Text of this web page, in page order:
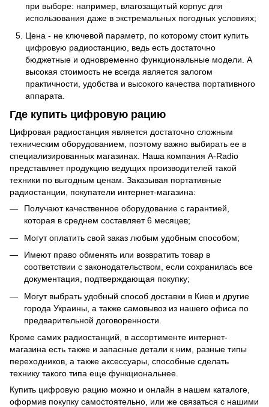
при выборе: например, влагозащитый корпус для
использования даже в экстремальных погодных условиях;
Цена - не ключевой параметр, по которому стоит купить
цифровую радиостанцию, ведь есть достаточно
бюджетные и одновременно функциональные модели. А
высокая стоимость не всегда является залогом
практичности, удобства и высокого качества портативного
аппарата.
Где купить цифровую рацию
Цифровая радиостанция является достаточно сложным
техническим оборудованием, поэтому важно выбирать ее в
специализированных магазинах. Наша компания A-Radio
представляет продукцию ведущих производителей такой
техники по выгодным ценам. Заказывая портативные
радиостанции, покупатели интернет-магазина:
Получают качественное оборудование с гарантией,
которая в среднем составляет 6 месяцев;
Могут оплатить свой заказ любым удобным способом;
Имеют право обменять или возвратить товар в
соответствии с законодательством, если сохранилась все
документация, подтверждающая покупку;
Могут выбрать удобный способ доставки в Киев и другие
города Украины, а также самовывоз из нашего офиса по
предварительной договоренности.
Кроме самих радиостанций, в ассортименте интернет-
магазина есть также и запасные детали к ним, разные типы
переходников, а также аксессуары, способные сделать
технику такого типа еще функциональнее.
Купить цифровую рацию можно и онлайн в нашем каталоге,
оформив покупку самостоятельно, или же связаться с нашими